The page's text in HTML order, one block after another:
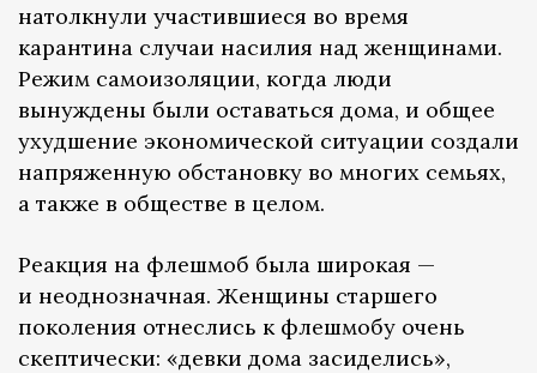
натолкнули участившиеся во время
карантина случаи насилия над женщинами.
Режим самоизоляции, когда люди
вынуждены были оставаться дома, и общее
ухудшение экономической ситуации создали
напряженную обстановку во многих семьях,
а также в обществе в целом.
Реакция на флешмоб была широкая —
и неоднозначная. Женщины старшего
поколения отнеслись к флешмобу очень
скептически: «девки дома засиделись»,